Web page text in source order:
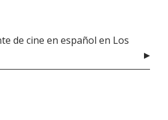
de cine en español en Los